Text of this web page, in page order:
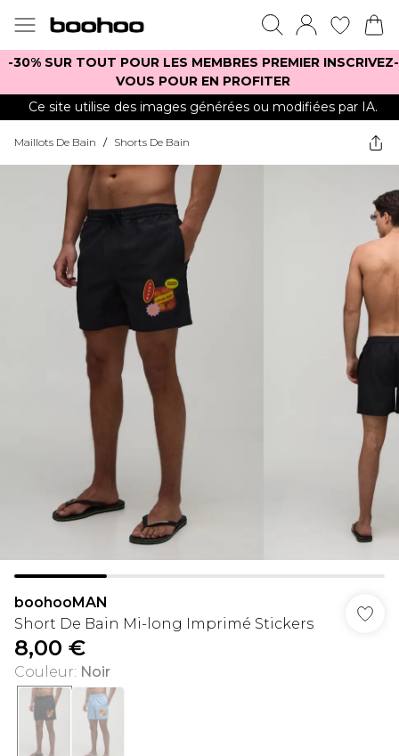
-30% SUR TOUT POUR LES MEMBRES PREMIER INSCRIVEZ-
VOUS POUR EN PROFITER
Ce site utilise des images générées ou modifiées par IA.
Maillots De Bain / Shorts De Bain
boohooMAN
Short De Bain Mi-long Imprimé Stickers
8,00 €
Couleur: Noir